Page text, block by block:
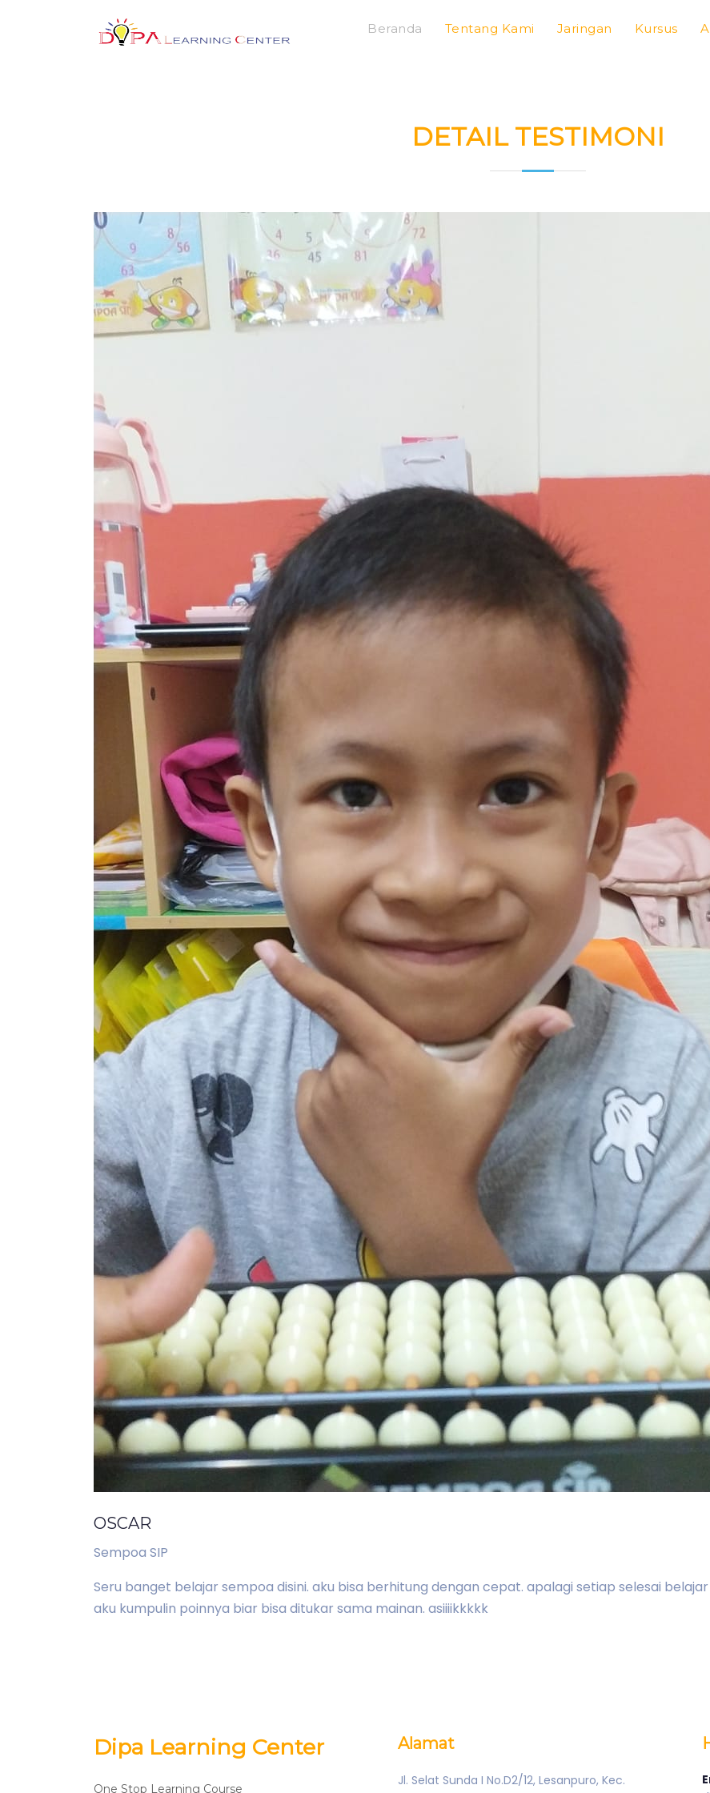
Beranda Tentang Kami Jaringan Kursus
DETAIL TESTIMONI
OSCAR
Sempoa SIP
Seru banget belajar sempoa disini. aku bisa berhitung dengan cepat. apalagi setiap selesai
aku kumpulin poinnya biar bisa ditukar sama mainan. asiiiikkkkk
Dipa Learning Center
One Stop Learning Course
Alamat
Jl. Selat Sunda I No.D2/12, Lesanpuro, Kec.